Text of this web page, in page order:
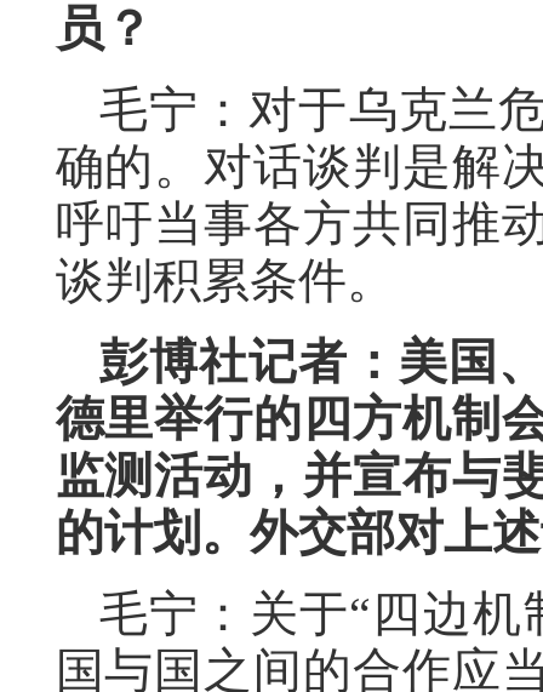
员？
毛宁：对于乌克兰
确的。对话谈判是解
呼吁当事各方共同推
谈判积累条件。
彭博社记者：美国
德里举行的四方机制
监测活动，并宣布与
的计划。外交部对上
毛宁：关于“四边
国与国之间的合作应